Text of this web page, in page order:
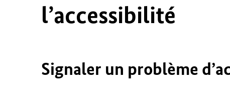
l’accessibilité
Signaler un problème